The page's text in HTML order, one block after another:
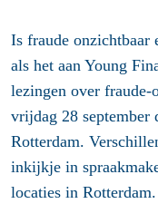
Is fraude onzichtbaar
als het aan Young
lezingen over fraude-
vrijdag 28 september
Rotterdam.
inkijkje in
locaties in Rotterdam.